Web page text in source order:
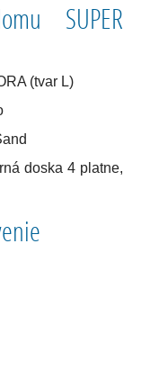
SUPER
(tvar L)
doska 4 platne,